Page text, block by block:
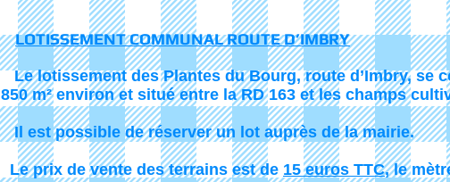
LOTISSEMENT COMMUNAL ROUTE D’IMBRY
Le lotissement des Plantes du Bourg, route d’Imbry, se
850 m² environ et situé entre la RD 163 et les champs
Il est possible de réserver un lot auprès de la mairie.
Le prix de vente des terrains est de 15 euros TTC, le